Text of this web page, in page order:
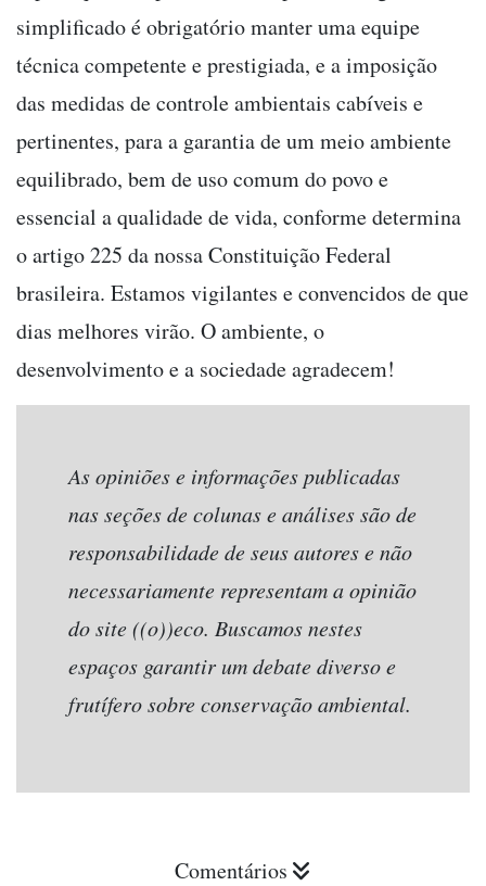
simplificado é obrigatório manter uma equipe
técnica competente e prestigiada, e a imposição
das medidas de controle ambientais cabíveis e
pertinentes, para a garantia de um meio ambiente
equilibrado, bem de uso comum do povo e
essencial a qualidade de vida, conforme determina
o artigo 225 da nossa Constituição Federal
brasileira. Estamos vigilantes e convencidos de que
dias melhores virão. O ambiente, o
desenvolvimento e a sociedade agradecem!
As opiniões e informações publicadas
nas seções de colunas e análises são de
responsabilidade de seus autores e não
necessariamente representam a opinião
do site ((o))eco. Buscamos nestes
espaços garantir um debate diverso e
frutífero sobre conservação ambiental.
Comentários